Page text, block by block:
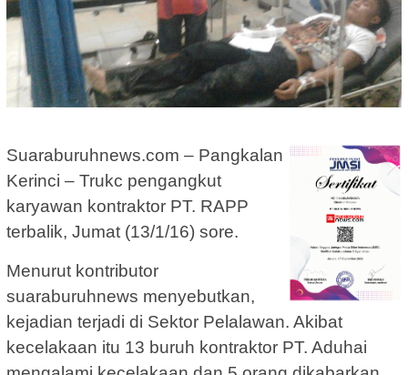
Suaraburuhnews.com – Pangkalan
Kerinci – Trukc pengangkut
karyawan kontraktor PT. RAPP
terbalik, Jumat (13/1/16) sore.
Menurut kontributor
suaraburuhnews menyebutkan,
kejadian terjadi di Sektor Pelalawan. Akibat
kecelakaan itu 13 buruh kontraktor PT. Aduhai